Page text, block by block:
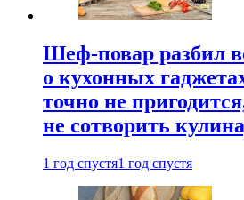
Шеф-повар разбил
о кухонных
точно не
не сотворить
1 год спустя1 год спустя